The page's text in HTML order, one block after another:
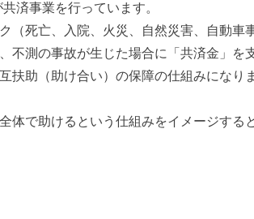
済事業を行っています。
（死亡、入院、火災、自然災害、自動車
不測の事故が生じた場合に「共済金」を
助（助け合い）の保障の仕組みになり
で助けるという仕組みをイメージする